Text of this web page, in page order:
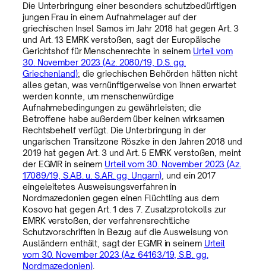
Die Unterbringung einer besonders schutzbedürftigen
jungen Frau in einem Aufnahmelager auf der
griechischen Insel Samos im Jahr 2018 hat gegen Art. 3
und Art. 13 EMRK verstoßen, sagt der Europäische
Gerichtshof für Menschenrechte in seinem Urteil vom
30. November 2023 (Az. 2080/19, D.S. gg.
Griechenland); die griechischen Behörden hätten nicht
alles getan, was vernünftigerweise von ihnen erwartet
werden konnte, um menschenwürdige
Aufnahmebedingungen zu gewährleisten; die
Betroffene habe außerdem über keinen wirksamen
Rechtsbehelf verfügt. Die Unterbringung in der
ungarischen Transitzone Röszke in den Jahren 2018 und
2019 hat gegen Art. 3 und Art. 5 EMRK verstoßen, meint
der EGMR in seinem Urteil vom 30. November 2023 (Az.
17089/19, S.AB. u. S.AR. gg. Ungarn) , und ein 2017
eingeleitetes Ausweisungsverfahren in
Nordmazedonien gegen einen Flüchtling aus dem
Kosovo hat gegen Art. 1 des 7. Zusatzprotokolls zur
EMRK verstoßen, der verfahrensrechtliche
Schutzvorschriften in Bezug auf die Ausweisung von
Ausländern enthält, sagt der EGMR in seinem Urteil
vom 30. November 2023 (Az. 64163/19, S.B. gg.
Nordmazedonien).